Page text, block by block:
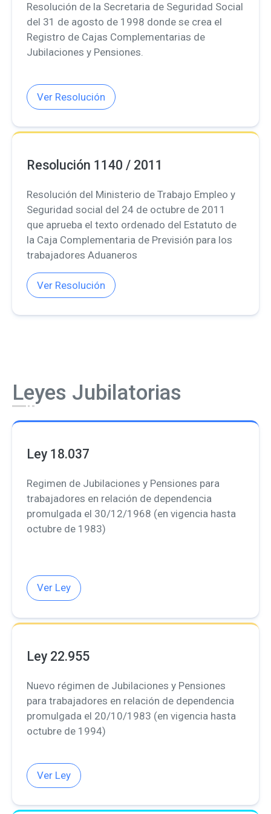
Resolución de la Secretaria de Seguridad Social
del 31 de agosto de 1998 donde se crea el
Registro de Cajas Complementarias de
Jubilaciones y Pensiones.
Ver Resolución
Resolución 1140 / 2011
Resolución del Ministerio de Trabajo Empleo y
Seguridad social del 24 de octubre de 2011
que aprueba el texto ordenado del Estatuto de
la Caja Complementaria de Previsión para los
trabajadores Aduaneros
Ver Resolución
Leyes Jubilatorias
Ley 18.037
Regimen de Jubilaciones y Pensiones para
trabajadores en relación de dependencia
promulgada el 30/12/1968 (en vigencia hasta
octubre de 1983)
Ver Ley
Ley 22.955
Nuevo régimen de Jubilaciones y Pensiones
para trabajadores en relación de dependencia
promulgada el 20/10/1983 (en vigencia hasta
octubre de 1994)
Ver Ley